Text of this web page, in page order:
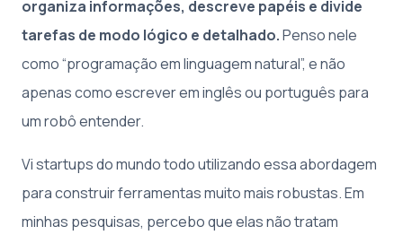
organiza informações, descreve papéis e divide
tarefas de modo lógico e detalhado.Penso nele
como “programação em linguagem natural”, e não
apenas como escrever em inglês ou português para
um robô entender.
Vi startups do mundo todo utilizando essa abordagem
para construir ferramentas muito mais robustas. Em
minhas pesquisas, percebo que elas não tratam